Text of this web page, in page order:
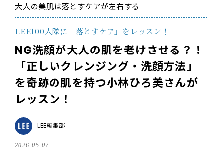
大人の美肌は落とすケアが左右する
LEE100人隊に「落とすケア」をレッスン！
NG洗顔が大人の肌を老けさせる？！
「正しいクレンジング・洗顔方法」
を奇跡の肌を持つ小林ひろ美さんが
レッスン！
LEE編集部
2026.05.07